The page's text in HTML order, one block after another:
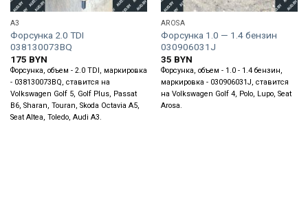
A3
Форсунка 2.0 TDI
038130073BQ
175 BYN
Форсунка, объем - 2.0 TDI, маркировка
- 038130073BQ, ставится на
Volkswagen Golf 5, Golf Plus, Passat
B6, Sharan, Touran, Skoda Octavia A5,
Seat Altea, Toledo, Audi A3.
AROSA
Форсунка 1.0 — 1.4 бензин
030906031J
35 BYN
Форсунка, объем - 1.0 - 1.4 бензин,
маркировка - 030906031J, ставится
на Volkswagen Golf 4, Polo, Lupo, Seat
Arosa.